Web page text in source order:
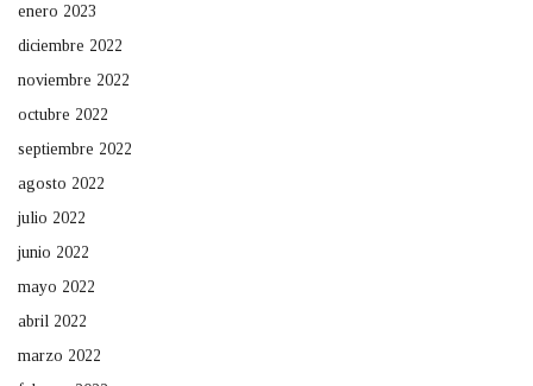
enero 2023
diciembre 2022
noviembre 2022
octubre 2022
septiembre 2022
agosto 2022
julio 2022
junio 2022
mayo 2022
abril 2022
marzo 2022